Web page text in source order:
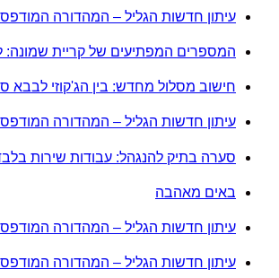
עיתון חדשות הגליל – המהדורה המודפסת |
המספרים המפתיעים של קריית שמונה: למה 600 דורשי עבודה הם לא מה
חישוב מסלול מחדש: בין הג'קוזי לבבא
עיתון חדשות הגליל – המהדורה המודפסת |
סערה בתיק להנגהל: עבודות שירות
באים מאהבה
עיתון חדשות הגליל – המהדורה המודפסת |
עיתון חדשות הגליל – המהדורה המודפסת |